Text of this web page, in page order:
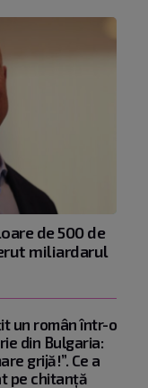
de 500 de
miliardarul
un român într-o
din Bulgaria:
grijă!”. Ce a
pe chitanță